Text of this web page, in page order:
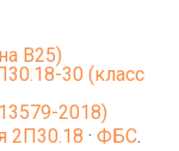
2П30.18 · ФБС.